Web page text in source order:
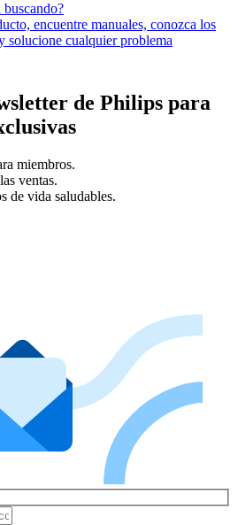
buscando?
encuentre manuales, conozca los
solucione cualquier problema
de Philips para
miembros.
ventas.
de vida saludables.